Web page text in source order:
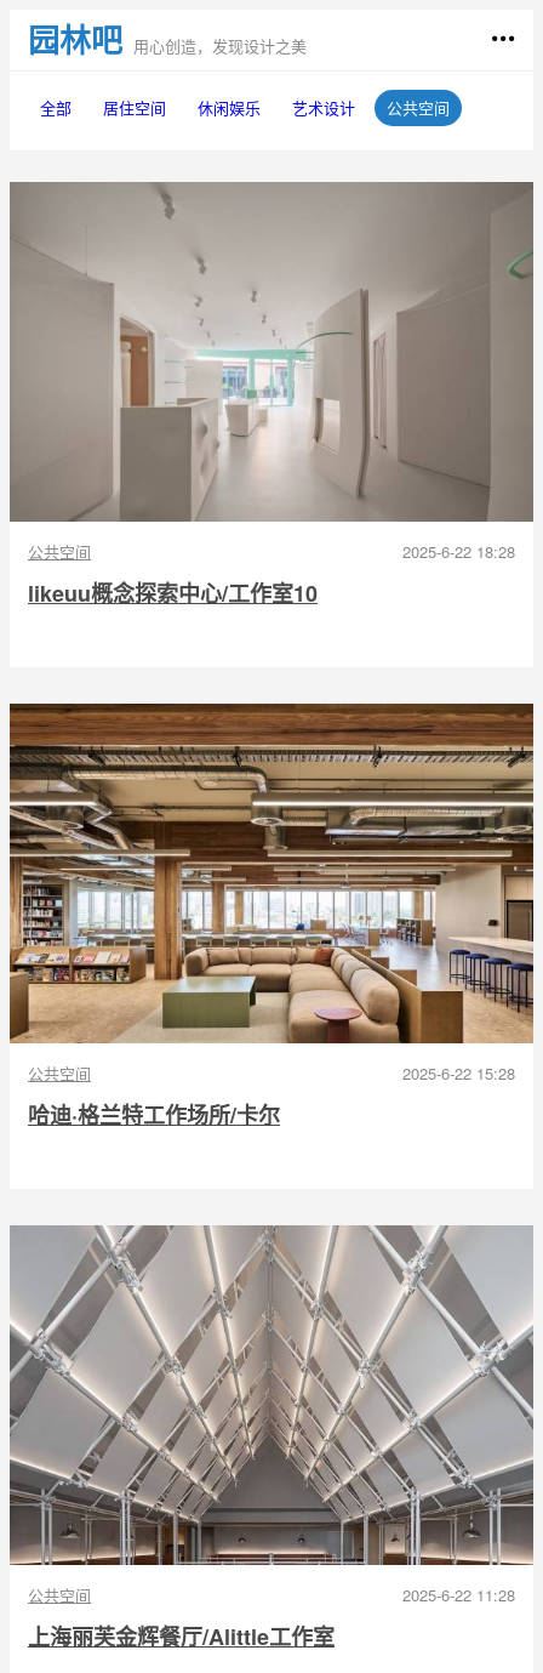
园林吧 用心创造，发现设计之美
全部 居住空间 休闲娱乐 艺术设计 公共空间
公共空间 2025-6-22 18:28
likeuu概念探索中心/工作室10
公共空间 2025-6-22 15:28
哈迪·格兰特工作场所/卡尔
公共空间 2025-6-22 11:28
上海丽芙金辉餐厅/Alittle工作室